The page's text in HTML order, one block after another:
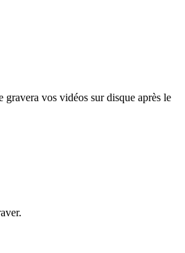
vos vidéos sur disque après le